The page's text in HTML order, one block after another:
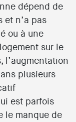
dépend de
et n’a pas
ou à une
sur le
l’augmentation
plusieurs
est parfois
le manque de